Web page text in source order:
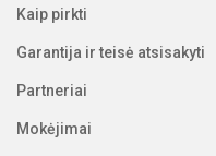
Kaip pirkti
Garantija ir teisė atsisakyti
Partneriai
Mokėjimai